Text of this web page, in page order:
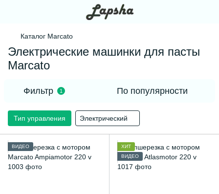
Каталог Marcato
Электрические машинки для пасты
Marcato
Фильтр 1 По популярности
Тип управления Электрический
ВИДЕО
ХИТ
ВИДЕО